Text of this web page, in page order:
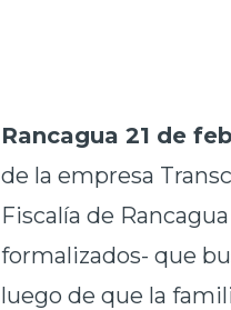
Rancagua 21 de
de la empresa
Fiscalía de
formalizados- que
luego de que la